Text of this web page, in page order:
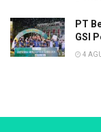
PT
GSI
4